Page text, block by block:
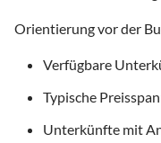
Orientierung vor der
Verfügbare
Typische
Unterkünfte mit